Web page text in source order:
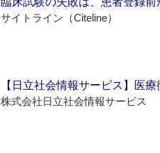
サイトライン（Citeline）
【日立社会情報サービス】医
株式会社日立社会情報サービス